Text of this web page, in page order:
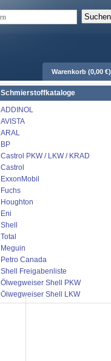
Warenkorb (0,00 €)
Schmierstoffkataloge
ADDINOL
AVISTA
ARAL
BP
Castrol PKW / LKW / KRAD
Castrol
ExxonMobil
Fuchs
Houghton
Eni
Shell
Total
Meguin
Petro Canada
Shell Freigabenliste
Ölwegweiser Shell PKW
Ölwegweiser Shell LKW